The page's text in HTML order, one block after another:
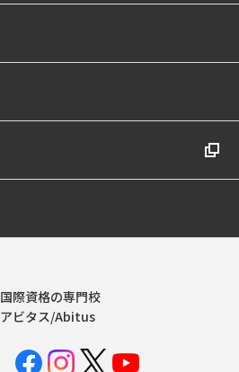
国際資格の専門校
アビタス/Abitus